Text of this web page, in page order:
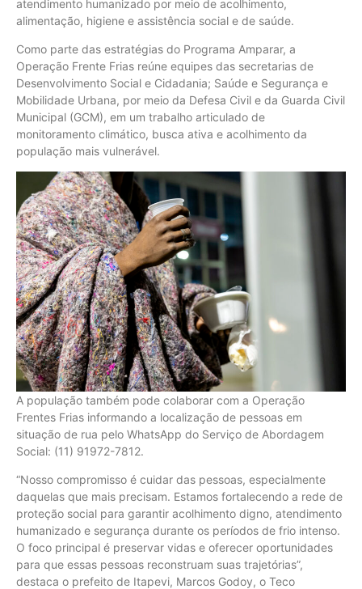
atendimento humanizado por meio de acolhimento,
alimentação, higiene e assistência social e de saúde.
Como parte das estratégias do Programa Amparar, a
Operação Frente Frias reúne equipes das secretarias de
Desenvolvimento Social e Cidadania; Saúde e Segurança e
Mobilidade Urbana, por meio da Defesa Civil e da Guarda Civil
Municipal (GCM), em um trabalho articulado de
monitoramento climático, busca ativa e acolhimento da
população mais vulnerável.
A população também pode colaborar com a Operação
Frentes Frias informando a localização de pessoas em
situação de rua pelo WhatsApp do Serviço de Abordagem
Social: (11) 91972-7812.
“Nosso compromisso é cuidar das pessoas, especialmente
daquelas que mais precisam. Estamos fortalecendo a rede de
proteção social para garantir acolhimento digno, atendimento
humanizado e segurança durante os períodos de frio intenso.
O foco principal é preservar vidas e oferecer oportunidades
para que essas pessoas reconstruam suas trajetórias”,
destaca o prefeito de Itapevi, Marcos Godoy, o Teco